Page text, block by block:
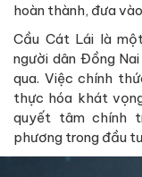
hoàn thành, đưa
Cầu Cát Lái là
người dân Đồng
qua. Việc chính
thực hóa khát
quyết tâm chính
phương trong đầu